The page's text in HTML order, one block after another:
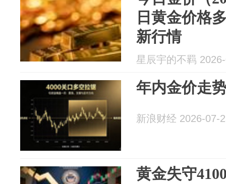
日黄金价格
新行情
星辰宇的不羁
年内金价走
新浪财经 2026-07-
黄金失守